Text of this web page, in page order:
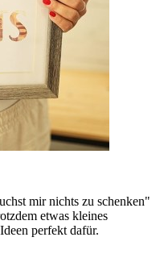
mir nichts zu schenken"
etwas kleines
perfekt dafür.